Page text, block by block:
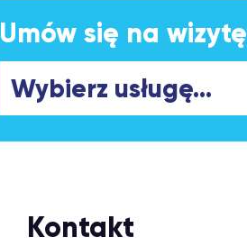
Umów się na wizytę
Kontakt